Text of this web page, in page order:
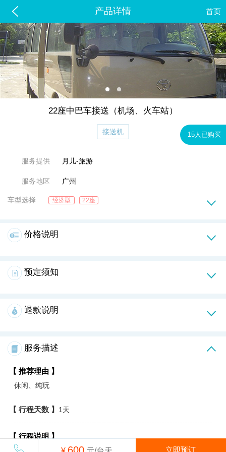
产品详情 首页
22座中巴车接送（机场、火车站）
接送机 15人已购买
服务提供 月儿-旅游
服务地区 广州
车型选择 经济型 22座
价格说明
预定须知
退款说明
服务描述
【 推荐理由 】
休闲、纯玩
【 行程天数 】 1天
【 行程说明 】
立即预订